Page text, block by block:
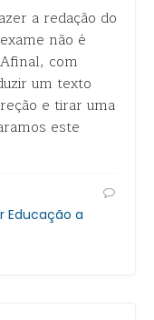
a redação do
não é
com
um texto
e tirar uma
este
Educação a